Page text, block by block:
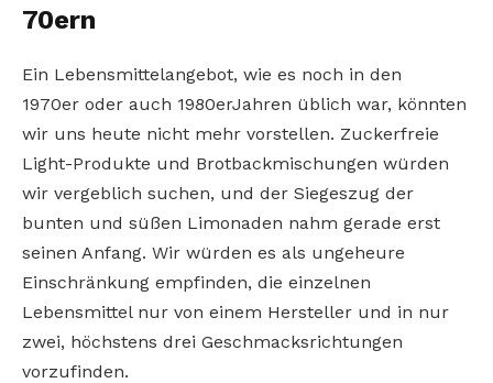
70ern
Ein Lebensmittelangebot, wie es noch in den
1970er­ oder auch 1980er­Jahren üblich war, könnten
wir uns heute nicht mehr vorstellen. Zuckerfreie
Light­-Produkte und Brotbackmischungen würden
wir vergeblich suchen, und der Siegeszug der
bunten und süßen Limonaden nahm gerade erst
seinen Anfang. Wir würden es als ungeheure
Einschränkung empfinden, die einzelnen
Lebensmittel nur von einem Hersteller und in nur
zwei, höchstens drei Geschmacksrichtungen
vorzufinden.